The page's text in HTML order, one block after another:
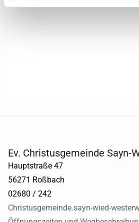
Ev. Christusgemeinde Sayn-
Hauptstraße 47
56271 Roßbach
02680 / 242
Christusgemeinde.sayn-wied-